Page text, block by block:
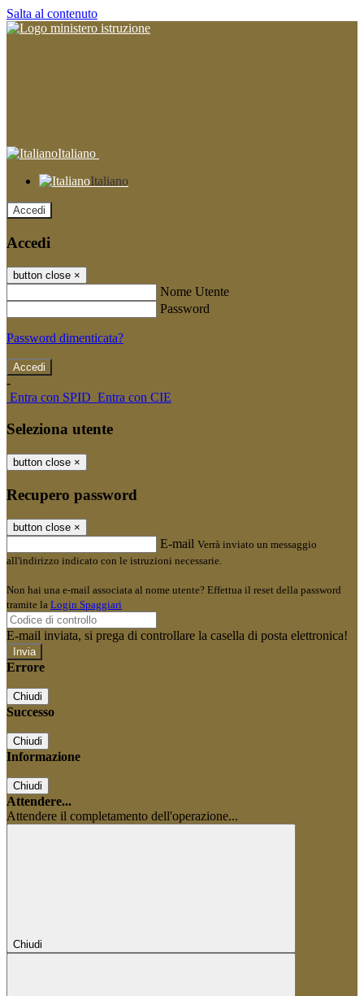
Salta al contenuto
Italiano
Italiano
Accedi
Accedi
button close ×
Nome Utente
Password
Password dimenticata?
-
Entra con SPID Entra con CIE
Seleziona utente
button close ×
Recupero password
button close ×
E-mail Verrà inviato un messaggio
all'indirizzo indicato con le istruzioni necessarie.
Non hai una e-mail associata al nome utente? Effettua il reset della password
tramite la Login Spaggiari
E-mail inviata, si prega di controllare la casella di posta elettronica!
Errore
Chiudi
Successo
Chiudi
Informazione
Chiudi
Attendere...
Attendere il completamento dell'operazione...
Chiudi